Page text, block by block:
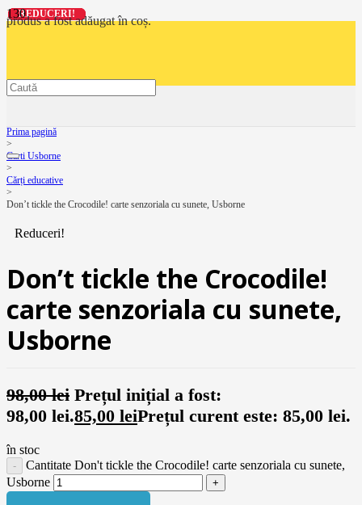
produsa fost adăugat în coș.
Prima pagină
>
Carti Usborne
>
Cărți educative
>
Don’t tickle the Crocodile! carte senzoriala cu sunete, Usborne
Reduceri!
Don’t tickle the Crocodile!
carte senzoriala cu sunete,
Usborne
98,00lei Prețul inițial a fost:
98,00 lei.85,00 leiPrețul curent este: 85,00 lei.
în stoc
Cantitate Don't tickle the Crocodile! carte senzoriala cu sunete,
Usborne
REDUCERI!
REDUCERI!
REDUCERI!
REDUCERI!